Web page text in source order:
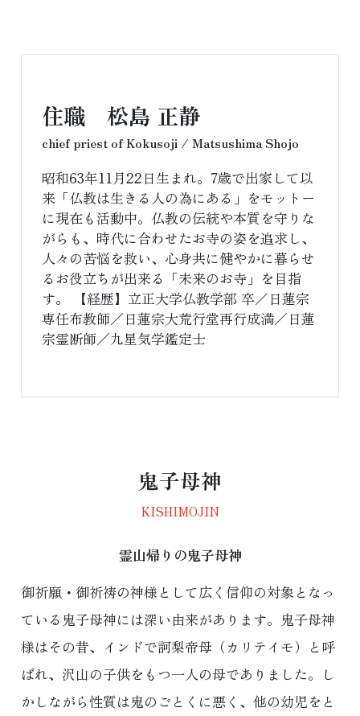
住職 松島 正静
chief priest of Kokusoji / Matsushima Shojo
昭和63年11月22日生まれ。7歳で出家して以
来「仏教は生きる人の為にある」をモットー
に現在も活動中。仏教の伝統や本質を守りな
がらも、時代に合わせたお寺の姿を追求し、
人々の苦悩を救い、心身共に健やかに暮らせ
るお役立ちが出来る「未来のお寺」を目指
す。 【経歴】立正大学仏教学部 卒／日蓮宗
専任布教師／日蓮宗大荒行堂再行成満／日蓮
宗霊断師／九星気学鑑定士
鬼子母神
KISHIMOJIN
霊山帰りの鬼子母神
御祈願・御祈祷の神様として広く信仰の対象となっ
ている鬼子母神には深い由来があります。鬼子母神
様はその昔、インドで訶梨帝母（カリテイモ）と呼
ばれ、沢山の子供をもつ一人の母でありました。し
かしながら性質は鬼のごとくに悪く、他の幼児をと